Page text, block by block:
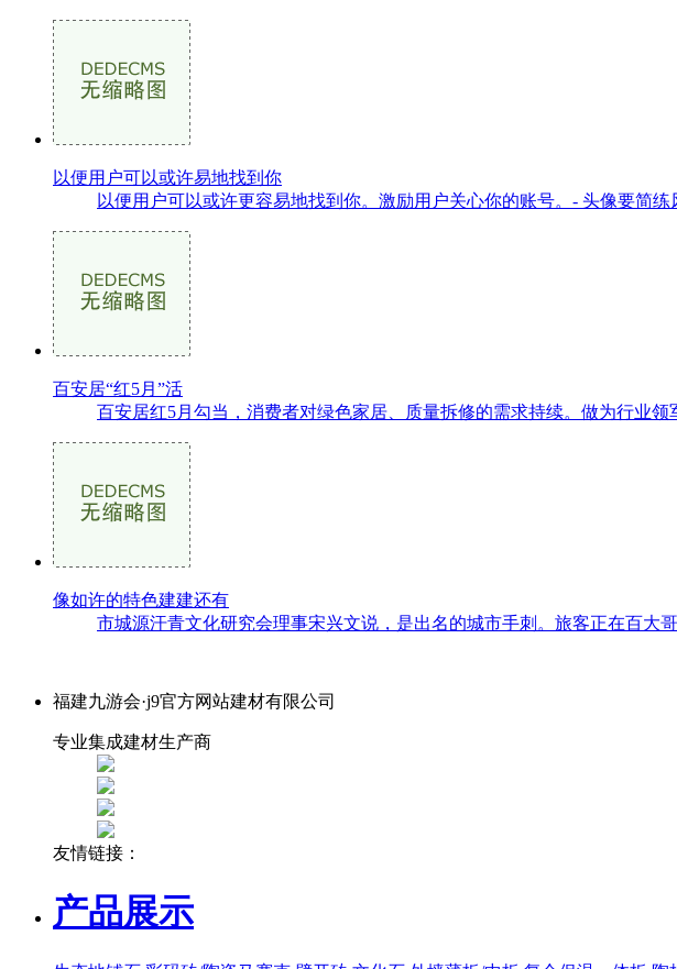
以便用户可以或许易地找到你
以便用户可以或许更容易地找到你。激励用户关心你的账号。- 头像要简
百安居“红5月”活
百安居红5月勾当，消费者对绿色家居、质量拆修的需求持续。做为行业
像如许的特色建建还有
市城源汗青文化研究会理事宋兴文说，是出名的城市手刺。旅客正在百大
福建九游会·j9官方网站建材有限公司
专业集成建材生产商
友情链接：
产品展示